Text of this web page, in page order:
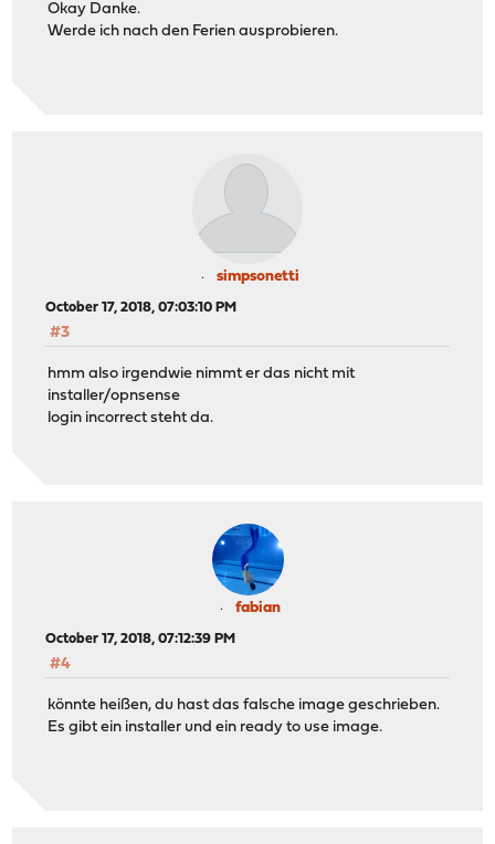
Okay Danke.
Werde ich nach den Ferien ausprobieren.
simpsonetti
October 17, 2018, 07:03:10 PM
#3
hmm also irgendwie nimmt er das nicht mit
installer/opnsense
login incorrect steht da.
fabian
October 17, 2018, 07:12:39 PM
#4
könnte heißen, du hast das falsche image geschrieben.
Es gibt ein installer und ein ready to use image.